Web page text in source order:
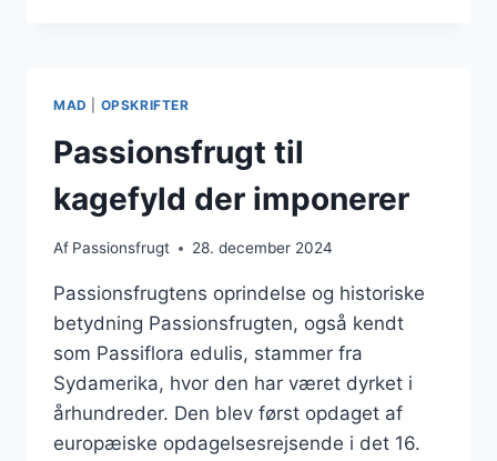
MAD OPSKRIFTER
Passionsfrugt til
kagefyld der imponerer
Af Passionsfrugt 28. december 2024
Passionsfrugtens oprindelse og historiske
betydning Passionsfrugten, også kendt
som Passiflora edulis, stammer fra
Sydamerika, hvor den har været dyrket i
århundreder. Den blev først opdaget af
europæiske opdagelsesrejsende i det 16.